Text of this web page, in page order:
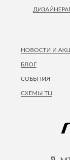
НОВОСТИ И
БЛОГ
СОБЫТИЯ
СХЕМЫ ТЦ